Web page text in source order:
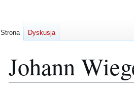
Johann
Strona Dyskusja